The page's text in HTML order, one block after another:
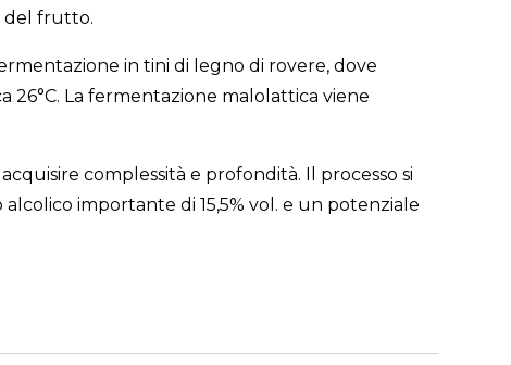
del frutto.
in tini di legno di rovere, dove
26°C. La fermentazione malolattica viene
complessità e profondità. Il processo si
importante di 15,5% vol. e un potenziale